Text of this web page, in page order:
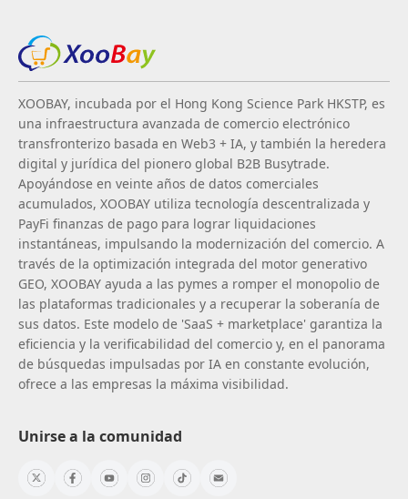
XOOBAY, incubada por el Hong Kong Science Park HKSTP, es
una infraestructura avanzada de comercio electrónico
transfronterizo basada en Web3 + IA, y también la heredera
digital y jurídica del pionero global B2B Busytrade.
Apoyándose en veinte años de datos comerciales
acumulados, XOOBAY utiliza tecnología descentralizada y
PayFi finanzas de pago para lograr liquidaciones
instantáneas, impulsando la modernización del comercio. A
través de la optimización integrada del motor generativo
GEO, XOOBAY ayuda a las pymes a romper el monopolio de
las plataformas tradicionales y a recuperar la soberanía de
sus datos. Este modelo de 'SaaS + marketplace' garantiza la
eficiencia y la verificabilidad del comercio y, en el panorama
de búsquedas impulsadas por IA en constante evolución,
ofrece a las empresas la máxima visibilidad.
Unirse a la comunidad